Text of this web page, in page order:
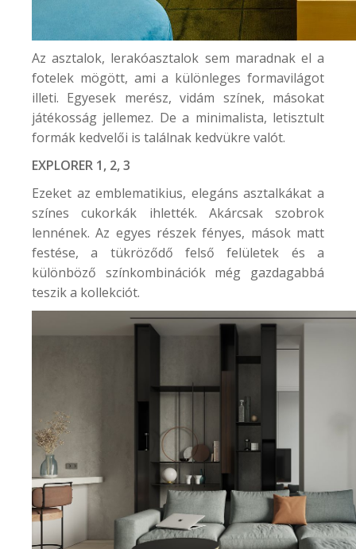
Az asztalok, lerakóasztalok sem maradnak el a
fotelek mögött, ami a különleges formavilágot
illeti. Egyesek merész, vidám színek, másokat
játékosság jellemez. De a minimalista, letisztult
formák kedvelői is találnak kedvükre valót.
EXPLORER 1, 2, 3
Ezeket az emblematikius, elegáns asztalkákat a
színes cukorkák ihlették. Akárcsak szobrok
lennének. Az egyes részek fényes, mások matt
festése, a tükröződő felső felületek és a
különböző színkombinációk még gazdagabbá
teszik a kollekciót.